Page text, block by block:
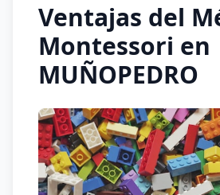
Ventajas del
Montessori en
MUÑOPEDRO